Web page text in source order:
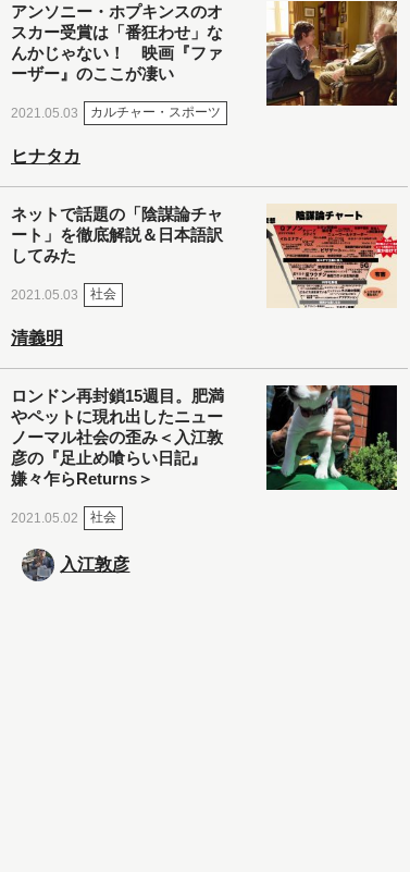
アンソニー・ホプキンスのオ
スカー受賞は「番狂わせ」な
んかじゃない！ 映画『ファ
ーザー』のここが凄い
2021.05.03 カルチャー・スポーツ
ヒナタカ
ネットで話題の「陰謀論チャ
ート」を徹底解説＆日本語訳
してみた
2021.05.03 社会
清義明
ロンドン再封鎖15週目。肥満
やペットに現れ出したニュー
ノーマル社会の歪み＜入江敦
彦の『足止め喰らい日記』
嫌々乍らReturns＞
2021.05.02 社会
入江敦彦